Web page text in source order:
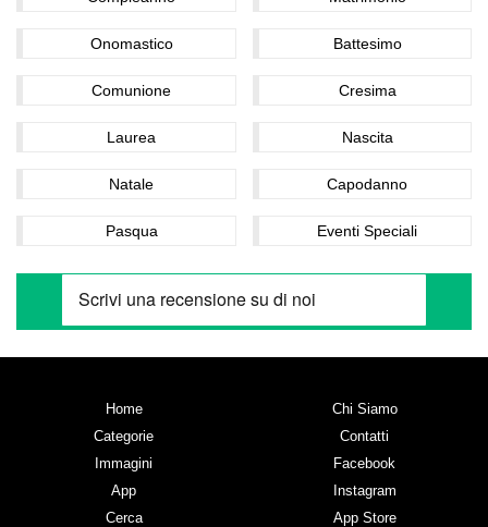
Onomastico Battesimo
Comunione Cresima
Laurea Nascita
Natale Capodanno
Pasqua Eventi Speciali
Home
Categorie
Immagini
App
Cerca
Chi Siamo
Contatti
Facebook
Instagram
App Store